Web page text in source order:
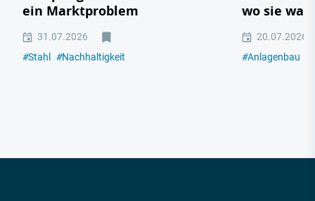
ein Marktproblem
31.07.2026
#Stahl #Nachhaltigkeit
wo sie
20.07.2026
#Anlagenbau